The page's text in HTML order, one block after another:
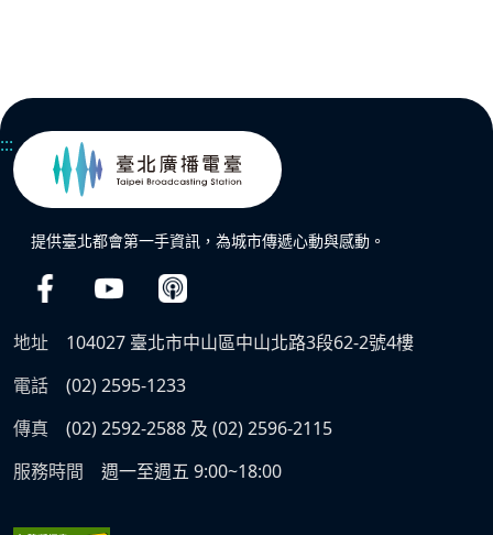
:::
提供臺北都會第一手資訊，為城市傳遞心動與感動。
地址
104027 臺北市中山區中山北路3段62-2號4樓
電話
(02) 2595-1233
傳真
(02) 2592-2588 及 (02) 2596-2115
服務時間
週一至週五 9:00~18:00